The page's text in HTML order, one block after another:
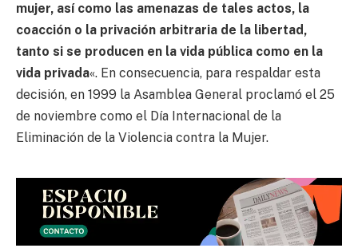
mujer, así como las amenazas de tales actos, la
coacción o la privación arbitraria de la libertad,
tanto si se producen en la vida pública como en la
vida privada«. En consecuencia, para respaldar esta
decisión, en 1999 la Asamblea General proclamó el 25
de noviembre como el Día Internacional de la
Eliminación de la Violencia contra la Mujer.